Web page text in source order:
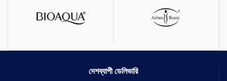
দেশব্যাপী ডেলিভারি